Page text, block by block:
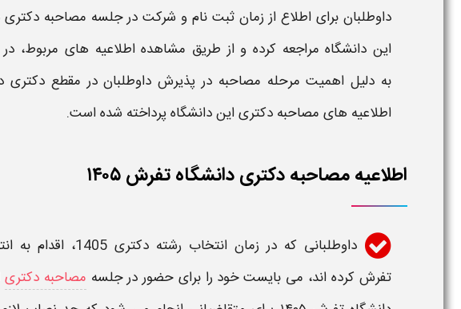
داوطلبان برای اطلاع از زمان ثبت نام و شرکت در جلسه مصاحبه دکتری
این دانشگاه مراجعه کرده و از طریق مشاهدهاطلاعیه های مربوط، در
به دلیل اهمیت مرحله مصاحبهدر پذیرش داوطلبان در مقطعدکتری
اطلاعیه های مصاحبه دکتریایندانشگاهپرداخته شده است.
اطلاعیه مصاحبه دکتری دانشگاه تفرش ۱۴۰۵
داوطلبانی که در زمانانتخاب رشتهدکتری 1405 ، اقدام به
تفرش کرده اند، می بایست خود را برای حضور در جلسه مصاحبه دکتری